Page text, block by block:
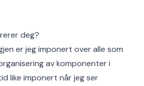
deg?
er jeg imponert over alle som
av komponenter i
like imponert når jeg ser